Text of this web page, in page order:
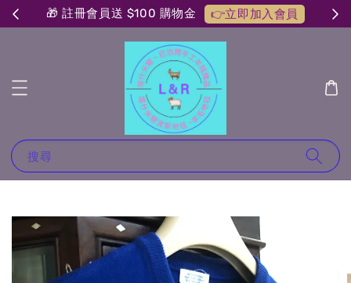
🎁 註冊會員送 $100 購物金 👉立即加入會員
搜尋